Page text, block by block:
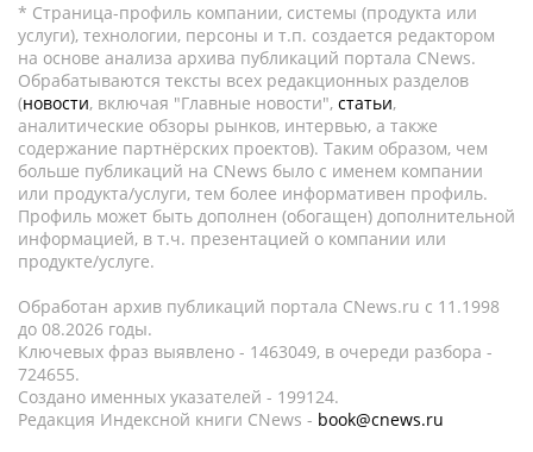
* Страница-профиль компании, системы (продукта или
услуги), технологии, персоны и т.п. создается редактором
на основе анализа архива публикаций портала CNews.
Обрабатываются тексты всех редакционных разделов
(новости, включая "Главные новости", статьи,
аналитические обзоры рынков, интервью, а также
содержание партнёрских проектов). Таким образом, чем
больше публикаций на CNews было с именем компании
или продукта/услуги, тем более информативен профиль.
Профиль может быть дополнен (обогащен) дополнительной
информацией, в т.ч. презентацией о компании или
продукте/услуге.
Обработан архив публикаций портала CNews.ru c 11.1998
до 08.2026 годы.
Ключевых фраз выявлено - 1463049, в очереди разбора -
724655.
Создано именных указателей - 199124.
Редакция Индексной книги CNews - book@cnews.ru